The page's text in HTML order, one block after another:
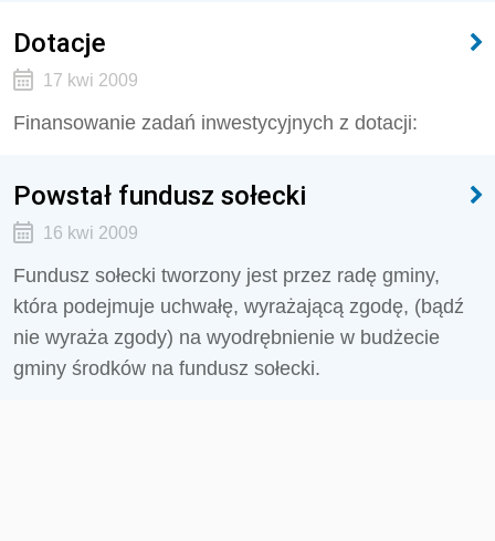
Dotacje
17 kwi 2009
Finansowanie zadań inwestycyjnych z dotacji:
Powstał fundusz sołecki
16 kwi 2009
Fundusz sołecki tworzony jest przez radę gminy,
która podejmuje uchwałę, wyrażającą zgodę, (bądź
nie wyraża zgody) na wyodrębnienie w budżecie
gminy środków na fundusz sołecki.